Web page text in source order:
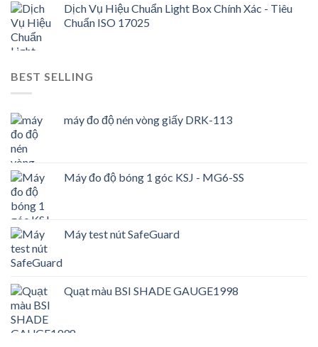
Dịch Vụ Hiệu Chuẩn Light Box Chính Xác - Tiêu
Chuẩn ISO 17025
BEST SELLING
máy đo độ nén vòng giấy DRK-113
Máy đo độ bóng 1 góc KSJ - MG6-SS
Máy test nút SafeGuard
Quạt màu BSI SHADE GAUGE1998